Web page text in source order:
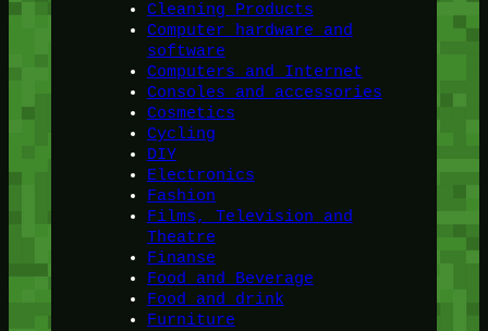
Cleaning Products
Computer hardware and
software
Computers and Internet
Consoles and accessories
Cosmetics
Cycling
DIY
Electronics
Fashion
Films, Television and
Theatre
Finanse
Food and Beverage
Food and drink
Furniture